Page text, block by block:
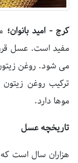
کرج - امید بانوان؛
مفید است. عسل
می شود. روغن
ترکیب روغن
موها دارد.
تاریخچه عسل
هزاران سال است